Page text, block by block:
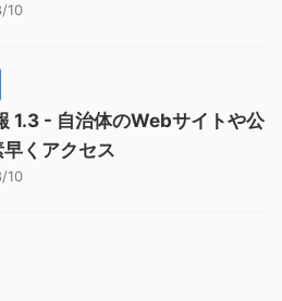
10
1.3 - 自治体のWebサイトや公
くアクセス
10